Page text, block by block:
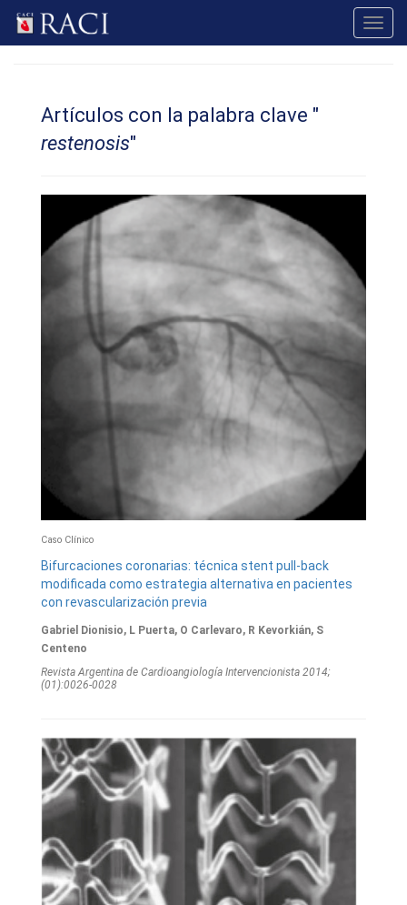
Artículos con la palabra clave "
restenosis"
Caso Clínico
Bifurcaciones coronarias: técnica stent pull-back
modificada como estrategia alternativa en pacientes
con revascularización previa
Gabriel Dionisio, L Puerta, O Carlevaro, R Kevorkián, S
Centeno
Revista Argentina de Cardioangiologí­a Intervencionista 2014;
(01):0026-0028